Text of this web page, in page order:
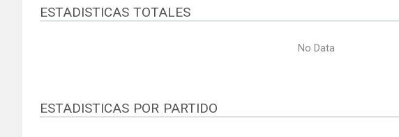
ESTADISTICAS TOTALES
No Data
ESTADISTICAS POR PARTIDO